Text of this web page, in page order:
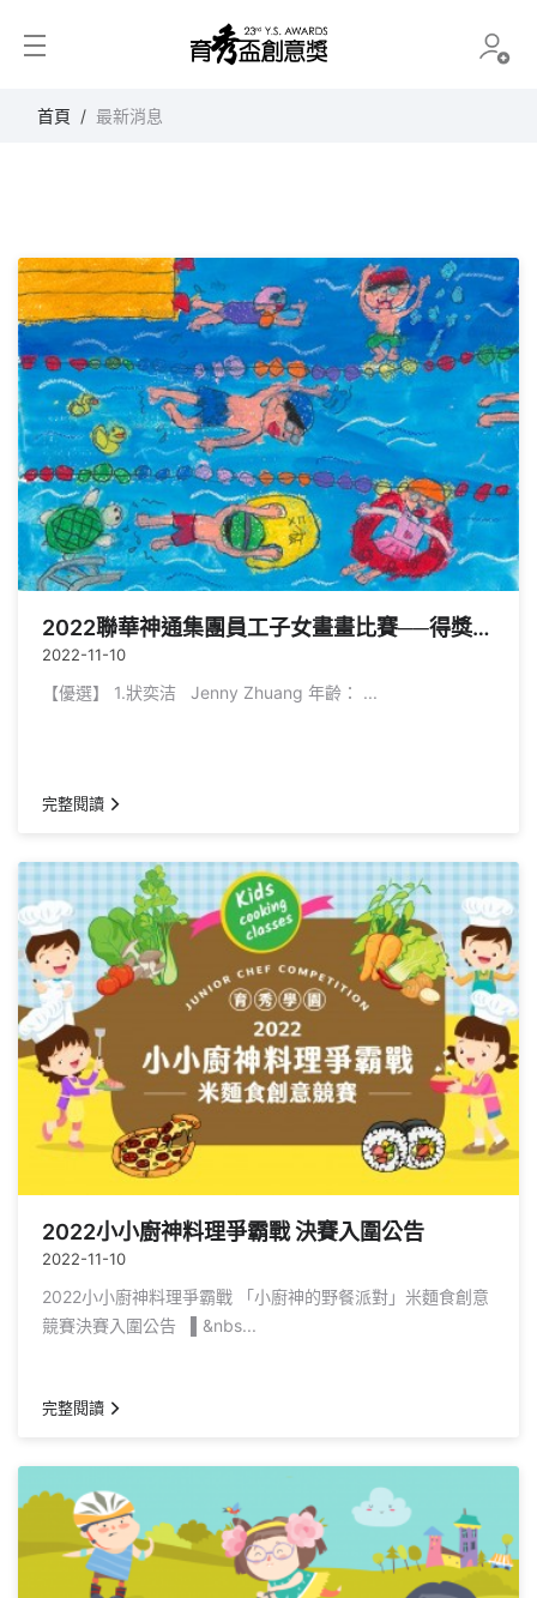
育秀盃創意獎
首頁 最新消息
2022聯華神通集團員工子女畫畫比賽──得獎公告
2022-11-10
【優選】 1.狀奕洁 ‬ Jenny Zhuang 年齡： ...
完整閱讀
2022小小廚神料理爭霸戰 決賽入圍公告
2022-11-10
2022小小廚神料理爭霸戰 「小廚神的野餐派對」米麵食創意
競賽決賽入圍公告 ▌&nbs...
完整閱讀